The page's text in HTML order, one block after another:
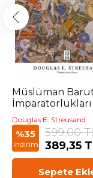
Müslüman
İmparatorlukları
Douglas E. Streusand
%35
indirim
599,00
389,35
Sepete